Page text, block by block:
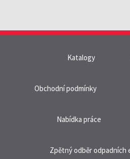
Katalogy
Obchodní podmínky
Nabídka práce
Zpětný odběr odpadních